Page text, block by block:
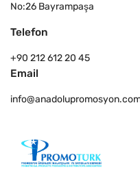
No:26 Bayrampaşa
Telefon
+90 212 612 20 45
Email